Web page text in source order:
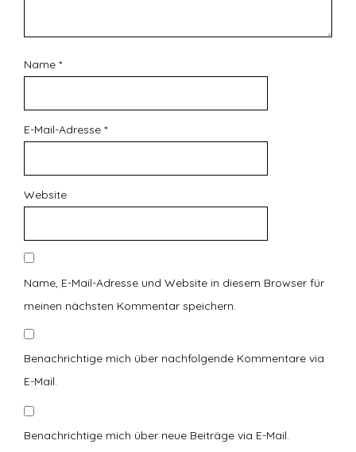
Name *
E-Mail-Adresse *
Website
Name, E-Mail-Adresse und Website in diesem Browser für
meinen nächsten Kommentar speichern.
Benachrichtige mich über nachfolgende Kommentare via
E-Mail.
Benachrichtige mich über neue Beiträge via E-Mail.